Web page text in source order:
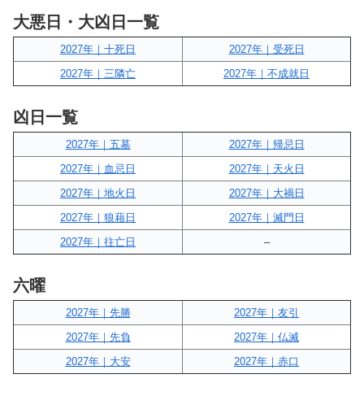
大悪日・大凶日一覧
2027年｜十死日
2027年｜受死日
2027年｜三隣亡
2027年｜不成就日
凶日一覧
2027年｜五墓
2027年｜帰忌日
2027年｜血忌日
2027年｜天火日
2027年｜地火日
2027年｜大禍日
2027年｜狼藉日
2027年｜滅門日
2027年｜往亡日
–
六曜
2027年｜先勝
2027年｜友引
2027年｜先負
2027年｜仏滅
2027年｜大安
2027年｜赤口